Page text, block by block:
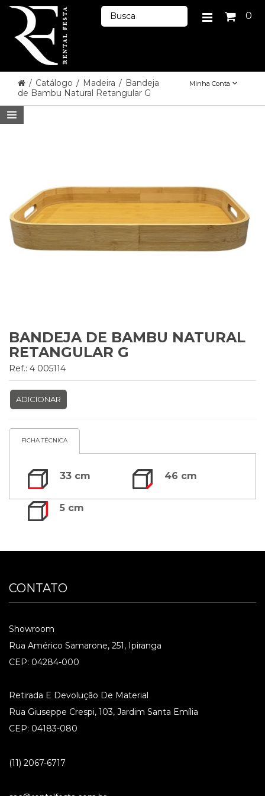
0
/ Catálogo / Madeira / Bandeja
de Bambu Natural Retangular G
Minha Conta
BANDEJA DE BAMBU NATURAL
RETANGULAR G
Ref.: 4 005114
ADICIONAR
FICHA TÉCNICA
33 cm 46 cm
5 cm
CONTATO
Showroom
Rua Américo Samarone, 251, Ipiranga
CEP: 04284-000
Retirada E Devolução De Material
Rua Giuseppe Crespi, 103, Jardim Santa Emília
CEP: 04183-080
(11) 2067-6717